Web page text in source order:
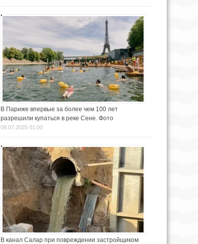
В Париже впервые за более чем 100 лет
разрешили купаться в реке Сене. Фото
09.07.2025 01:00
В канал Салар при повреждении застройщиком